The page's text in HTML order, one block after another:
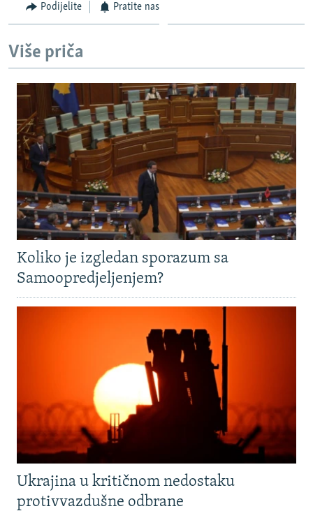
TV LIBERTY
POST SCRIPTUM
TRI DECENIJE OD RATA U BIH
SVE KARTE DEJTONA
NASTANAK I RASPAD JUGOSLAVIJE
Sve RFE/RL stranice
Podijelite Pratite nas
Više priča
Koliko je izgledan sporazum sa
Samoopredjeljenjem?
Ukrajina u kritičnom nedostaku
protivvazdušne odbrane